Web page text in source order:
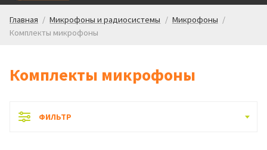
Главная / Микрофоны и радиосистемы / Микрофоны /
Комплекты микрофоны
Комплекты микрофоны
ФИЛЬТР